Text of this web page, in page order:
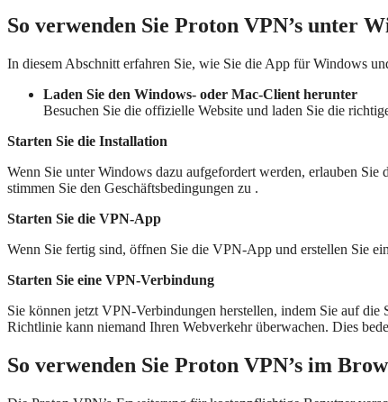
So verwenden Sie Proton VPN’s unter
In diesem Abschnitt erfahren Sie, wie Sie die App für Windows
Laden Sie den Windows- oder Mac-Client herunter
Besuchen Sie die offizielle Website und laden Sie die
Starten Sie die Installation
Wenn Sie unter Windows dazu aufgefordert werden, erlauben
stimmen Sie den Geschäftsbedingungen zu .
Starten Sie die VPN-App
Wenn Sie fertig sind, öffnen Sie die VPN-App und erstellen Sie
Starten Sie eine VPN-Verbindung
Sie können jetzt VPN-Verbindungen herstellen, indem Sie auf
Richtlinie kann niemand Ihren Webverkehr überwachen. Dies
So verwenden Sie Proton VPN’s im